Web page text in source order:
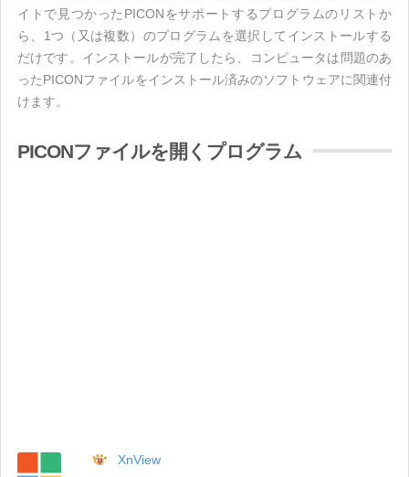
イトで見つかったPICONをサポートするプログラムのリストか
ら、1つ（又は複数）のプログラムを選択してインストールする
だけです。インストールが完了したら、コンピュータは問題のあ
ったPICONファイルをインストール済みのソフトウェアに関連付
けます。
PICONファイルを開くプログラム
XnView